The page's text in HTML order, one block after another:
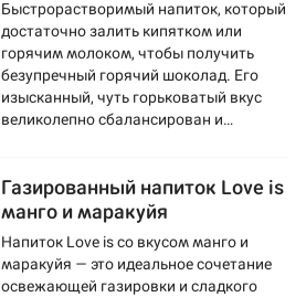
Быстрорастворимый напиток, который
достаточно залить кипятком или
горячим молоком, чтобы получить
безупречный горячий шоколад. Его
изысканный, чуть горьковатый вкус
великолепно сбалансирован и
Газированный напиток Love is
манго и маракуйя
Напиток Love is со вкусом манго и
маракуйя — это идеальное сочетание
освежающей газировки и сладкого